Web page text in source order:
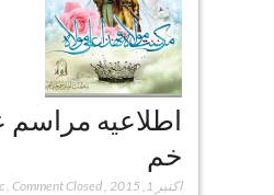
اطلاعیه مراسم
خم
اکتبر 1, 2015 ,
, Comment Closed